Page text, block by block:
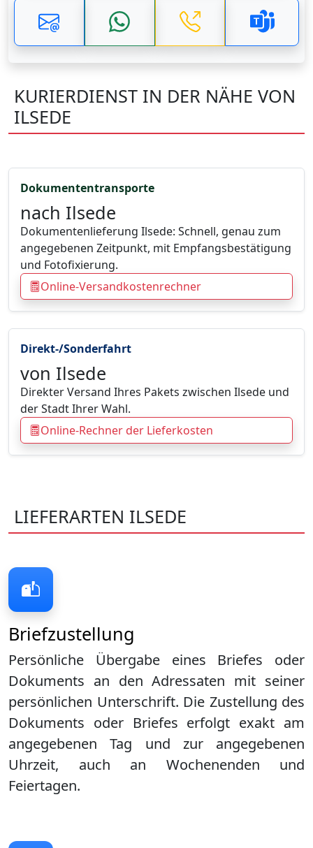
KURIERDIENST IN DER NÄHE VON
ILSEDE
Direkt-/Sonderfahrt
von Ilsede
Direkter Versand Ihres Pakets zwischen Ilsede und
der Stadt Ihrer Wahl.
Online-Rechner der Lieferkosten
Dokumententransporte
nach Ilsede
Dokumentenlieferung Ilsede: Schnell, genau zum
angegebenen Zeitpunkt, mit Empfangsbestätigung
und Fotofixierung.
Online-Versandkostenrechner
LIEFERARTEN ILSEDE
Briefzustellung
Persönliche Übergabe eines Briefes oder
Dokuments an den Adressaten mit seiner
persönlichen Unterschrift. Die Zustellung des
Dokuments oder Briefes erfolgt exakt am
angegebenen Tag und zur angegebenen
Uhrzeit, auch an Wochenenden und
Feiertagen.